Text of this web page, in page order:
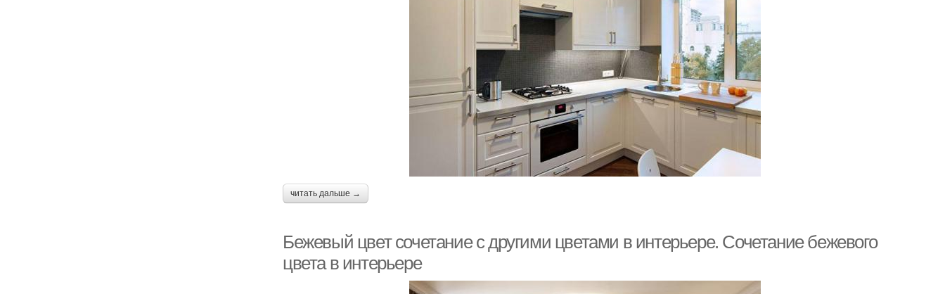
читать дальше →
Бежевый цвет сочетание с другими цветами в интерьере. Сочетание бежевого
цвета в интерьере